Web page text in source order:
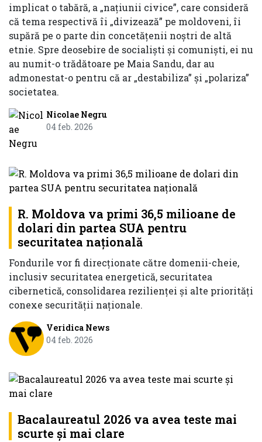
implicat o tabără, a „națiunii civice”, care consideră
că tema respectivă îi „divizează” pe moldoveni, îi
supără pe o parte din concetățenii noștri de altă
etnie. Spre deosebire de socialiști și comuniști, ei nu
au numit-o trădătoare pe Maia Sandu, dar au
admonestat-o pentru că ar „destabiliza” și „polariza”
societatea.
Nicolae Negru
04 feb. 2026
R. Moldova va primi 36,5 milioane de
dolari din partea SUA pentru
securitatea națională
Fondurile vor fi direcționate către domenii-cheie,
inclusiv securitatea energetică, securitatea
cibernetică, consolidarea rezilienței și alte priorități
conexe securității naționale.
Veridica News
04 feb. 2026
Bacalaureatul 2026 va avea teste mai
scurte și mai clare